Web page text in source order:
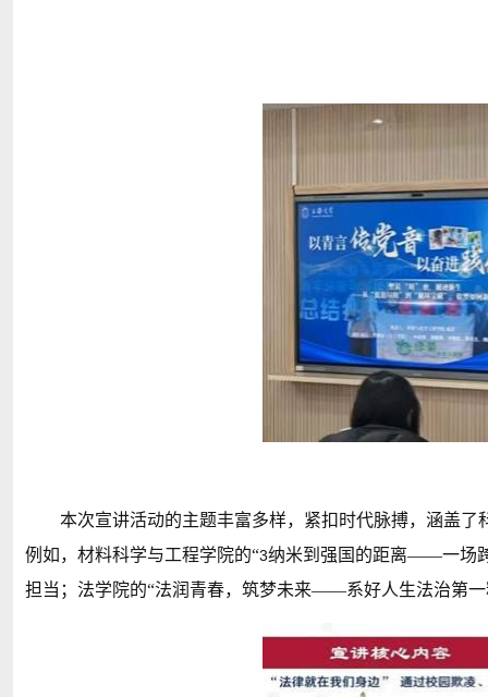
本次宣讲活动的主题丰富多样，紧扣时代脉搏，涵盖
例如，材料科学与工程学院的“3纳米到强国的距离——一场
担当；法学院的“法润青春，筑梦未来——系好人生法治第